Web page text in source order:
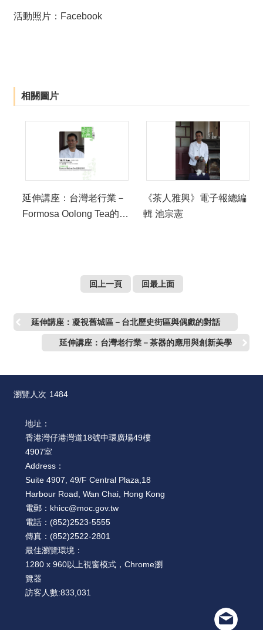
活動照片： Facebook
相關圖片
延伸講座：台灣老行業－
Formosa Oolong Tea的美
《茶人雅興》電子報總編
輯 池宗憲
回上一頁 回最上面
延伸講座：凝視舊城區－台北歷史街區與偶戲的對話
延伸講座：台灣老行業－茶器的應用與創新美學
瀏覽人次 1484
地址：
香港灣仔港灣道18號中環廣場49樓
4907室
Address：
Suite 4907, 49/F Central Plaza,18
Harbour Road, Wan Chai, Hong Kong
電郵： khicc@moc.gov.tw
電話： (852)2523-5555
傳真： (852)2522-2801
最佳瀏覽環境：
1280 x 960以上視窗模式，Chrome瀏
覽器
訪客人數:833,031